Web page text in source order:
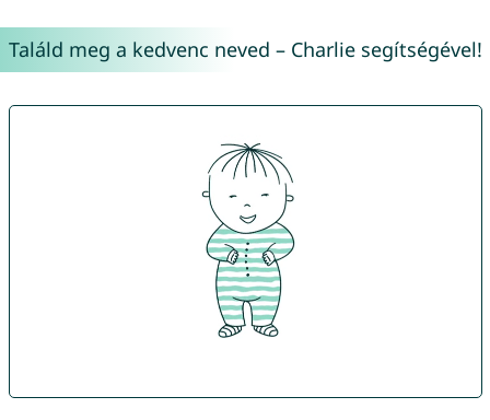
Találd meg a kedvenc neved – Charlie segítségével!